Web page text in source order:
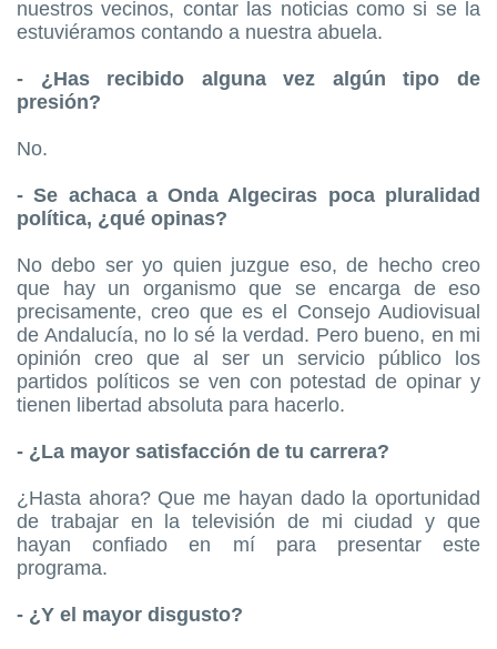
nuestros vecinos, contar las noticias como si se la
estuviéramos contando a nuestra abuela.
- ¿Has recibido alguna vez algún tipo de
presión?
No.
- Se achaca a Onda Algeciras poca pluralidad
política, ¿qué opinas?
No debo ser yo quien juzgue eso, de hecho creo
que hay un organismo que se encarga de eso
precisamente, creo que es el Consejo Audiovisual
de Andalucía, no lo sé la verdad. Pero bueno, en mi
opinión creo que al ser un servicio público los
partidos políticos se ven con potestad de opinar y
tienen libertad absoluta para hacerlo.
- ¿La mayor satisfacción de tu carrera?
¿Hasta ahora? Que me hayan dado la oportunidad
de trabajar en la televisión de mi ciudad y que
hayan confiado en mí para presentar este
programa.
- ¿Y el mayor disgusto?